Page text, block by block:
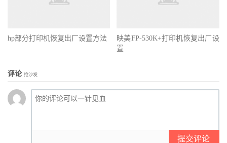
hp部分打印机恢复出厂设置方法
映美FP-530K+打印机恢复出厂设
置
评论 抢沙发
提交评论